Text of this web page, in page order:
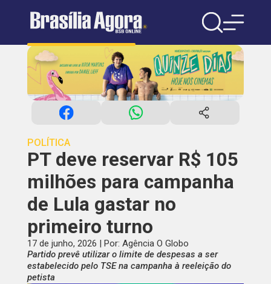
POLÍTICA
PT deve reservar R$ 105
milhões para campanha
de Lula gastar no
primeiro turno
17 de junho, 2026 | Por: Agência O Globo
Partido prevê utilizar o limite de despesas a ser
estabelecido pelo TSE na campanha à reeleição do
petista